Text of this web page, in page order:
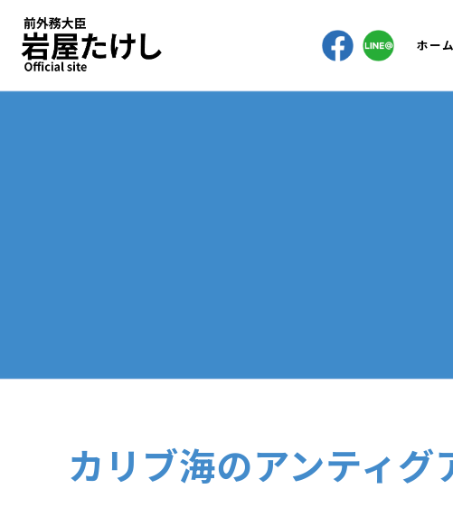
ホーム
カリブ海のアンティ